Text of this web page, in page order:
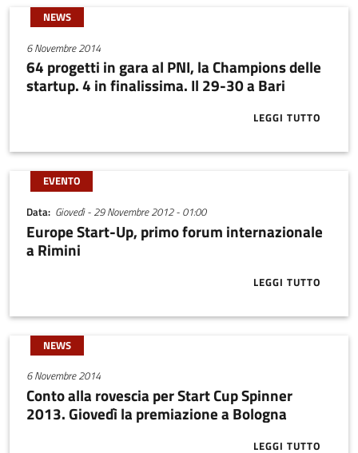
NEWS
6 Novembre 2014
64 progetti in gara al PNI, la Champions delle
startup. 4 in finalissima. Il 29-30 a Bari
LEGGI TUTTO
ABOUT 64
EVENTO
Data Giovedì - 29 Novembre 2012 - 01:00
Europe Start-Up, primo forum internazionale
a Rimini
LEGGI TUTTO
ABOUT
NEWS
6 Novembre 2014
Conto alla rovescia per Start Cup Spinner
2013. Giovedì la premiazione a Bologna
LEGGI TUTTO
ABOUT